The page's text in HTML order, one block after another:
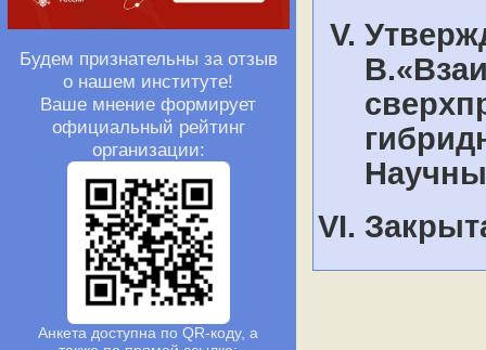
Будем признательны за отзыв
о нашем институте!
Ваше мнение формирует
официальный рейтинг
организации:
Анкета доступна по QR-коду, а